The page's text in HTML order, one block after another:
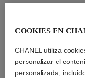
COOKIES EN
CHANEL utiliza
personalizar el
personalizada,